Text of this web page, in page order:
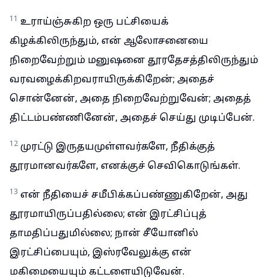
11 உராய்ஞ்சுகிற ஒரு பட்சியைக்
கிழக்கிலிருந்தும், என் ஆலோசனையை
நிறைவேற்றும் மனுஷனை தூரதேசத்திலிருந்தும்
வரவழைக்கிறவராயிருக்கிறேன்; அதைச்
சொன்னேன், அதை நிறைவேற்றுவேன்; அதைத்
திட்டம்பண்ணினேன், அதைச் செய்து முடிப்பேன்.
12 முரட்டு இருதயமுள்ளவர்களே, நீதிக்குத்
தூரமானவர்களே, எனக்குச் செவிகொடுங்கள்.
13 என் நீதியைச் சமீபிக்கப்பண்ணுகிறேன், அது
தூரமாயிருப்பதில்லை; என் இரட்சிப்புத்
தாமதிப்பதுமில்லை; நான் சீயோனில்
இரட்சிப்பையும், இஸ்ரவேலுக்கு என்
மகிமையையும் கட்டளையிடுவேன்.